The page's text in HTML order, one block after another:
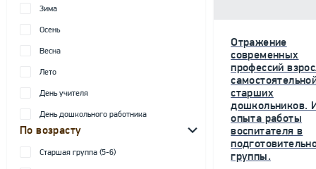
Зима
Осень
Весна
Лето
День учителя
День дошкольного работника
По возрасту
Старшая группа (5-6)
Отражение
современных
профессий
старших
дошкольников.
опыта работы
воспитателя в
группы.